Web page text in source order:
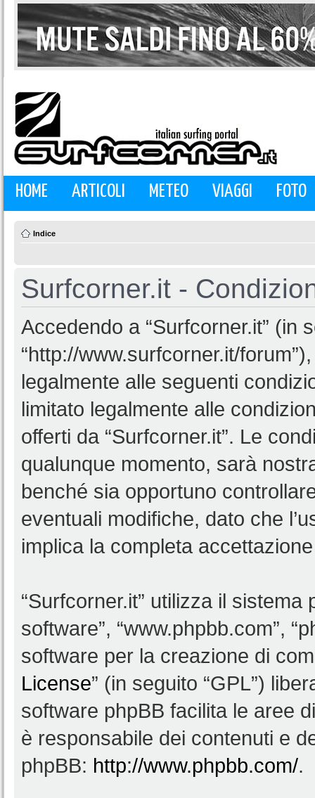
HOME ARTICOLI METEO VIAGGI FOTO
Indice
Surfcorner.it -
Accedendo a “Surfcorner.it” (in
“http://www.surfcorner.it/
legalmente alle seguenti
limitato legalmente alle
offerti da “Surfcorner.it”. Le
qualunque momento, sarà
benché sia opportuno
eventuali modifiche, dato che
implica la completa
“Surfcorner.it” utilizza il sistema
software”, “www.phpbb.com”,
software per la creazione di
License” (in seguito “GPL”)
software phpBB facilita le aree
è responsabile dei contenuti e
phpBB: http://www.phpbb.com/.